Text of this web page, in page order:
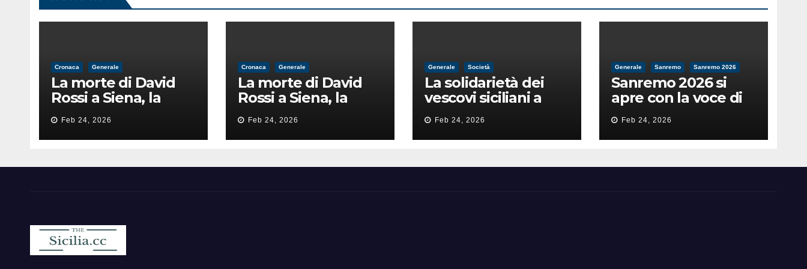
Cronaca Generale
La morte di David
Rossi a Siena, la
perizia lancia la
pista di
un’intimidazione
Feb 24, 2026
Cronaca Generale
La morte di David
Rossi a Siena, la
perizia lancia la
pista di
un’intimidazione
Feb 24, 2026
Generale Società
La solidarietà dei
vescovi siciliani a
Lorefice: «Ha difeso
il valore e la dignità
dell’umanità»
Feb 24, 2026
Generale Sanremo Sanremo 2026
Sanremo 2026 si
apre con la voce di
Pippo Baudo
Feb 24, 2026